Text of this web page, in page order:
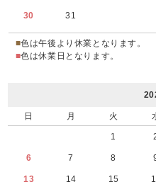
30 31
■色は午後より休業となります。
■色は休業日となります。
日 月 火
1
6 7 8
13 14 15